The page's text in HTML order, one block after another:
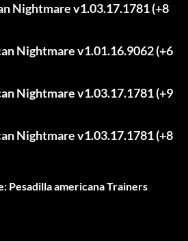
Nightmare v1.03.17.1781 (+8
Nightmare v1.01.16.9062 (+6
Nightmare v1.03.17.1781 (+9
Nightmare v1.03.17.1781 (+8
Pesadilla americana Trainers